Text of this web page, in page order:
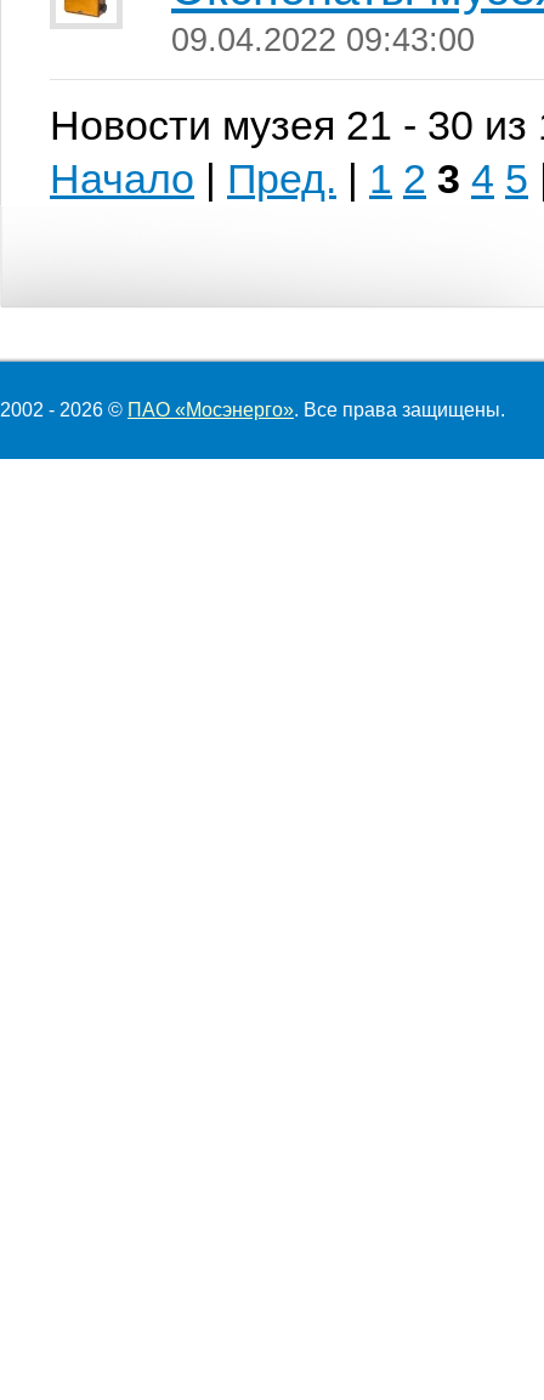
09.04.2022 09:43:00
Новости музея 21 - 30 из
Начало | Пред. | 1 2 3 4 5
2002 - 2026 © ПАО «Мосэнерго». Все права защищены.